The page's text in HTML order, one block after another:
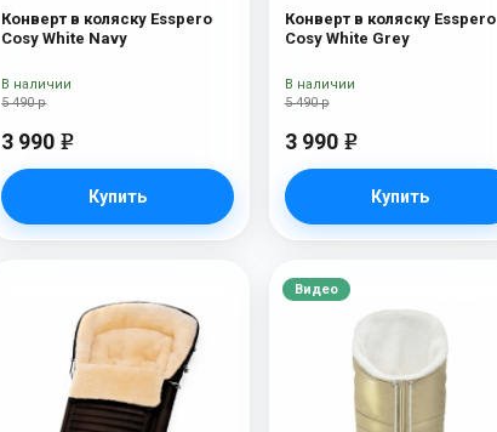
Конверт в коляску Esspero
Cosy White Navy
5 490 р
3 990 e
Купить
В наличии
Конверт в коляску Esspero
Cosy White Grey
5 490 р
3 990 e
Купить
В наличии
Видео